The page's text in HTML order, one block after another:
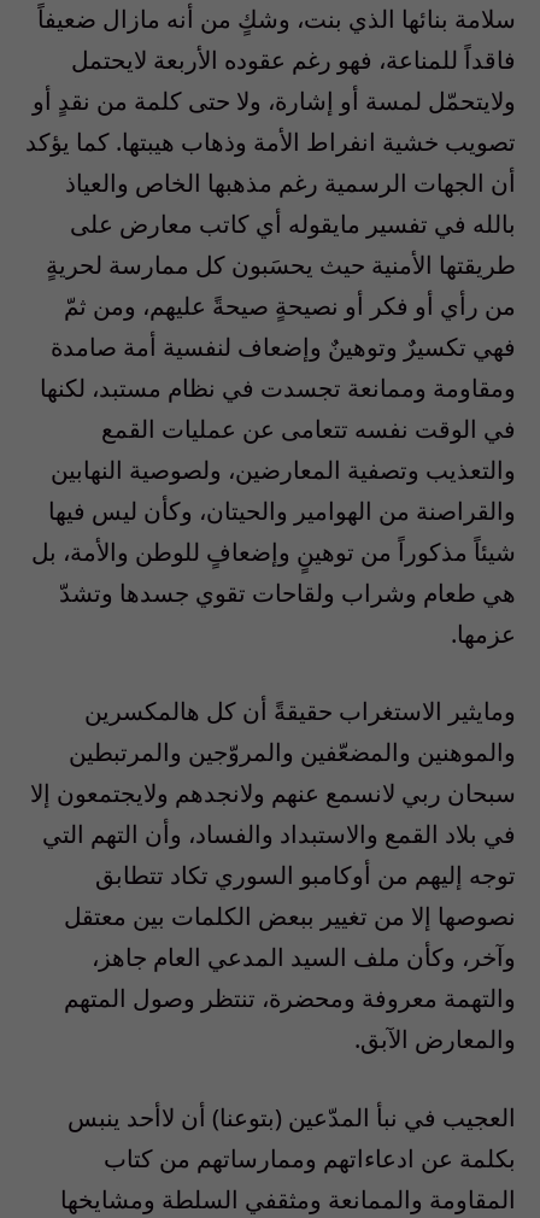
سلامة بنائها الذي بنت، وشكٍ من أنه مازال ضعيفاً
فاقداً للمناعة، فهو رغم عقوده الأربعة لايحتمل
ولايتحمّل لمسة أو إشارة، ولا حتى كلمة من نقدٍ أو
تصويب خشية انفراط الأمة وذهاب هيبتها. كما يؤكد
أن الجهات الرسمية رغم مذهبها الخاص والعياذ
بالله في تفسير مايقوله أي كاتب معارض على
طريقتها الأمنية حيث يحسَبون كل ممارسة لحريةٍ
من رأي أو فكر أو نصيحةٍ صيحةً عليهم، ومن ثمّ
فهي تكسيرٌ وتوهينٌ وإضعاف لنفسية أمة صامدة
ومقاومة وممانعة تجسدت في نظام مستبد، لكنها
في الوقت نفسه تتعامى عن عمليات القمع
والتعذيب وتصفية المعارضين، ولصوصية النهابين
والقراصنة من الهوامير والحيتان، وكأن ليس فيها
شيئاً مذكوراً من توهينٍ وإضعافٍ للوطن والأمة، بل
هي طعام وشراب ولقاحات تقوي جسدها وتشدّ
عزمها.
ومايثير الاستغراب حقيقةً أن كل هالمكسرين
والموهنين والمضعّفين والمروّجين والمرتبطين
سبحان ربي لانسمع عنهم ولانجدهم ولايجتمعون إلا
في بلاد القمع والاستبداد والفساد، وأن التهم التي
توجه إليهم من أوكامبو السوري تكاد تتطابق
نصوصها إلا من تغيير ببعض الكلمات بين معتقل
وآخر، وكأن ملف السيد المدعي العام جاهز،
والتهمة معروفة ومحضرة، تنتظر وصول المتهم
والمعارض الآبق.
العجيب في نبأ المدّعين (بتوعنا) أن لاأحد ينبس
بكلمة عن ادعاءاتهم وممارساتهم من كتاب
المقاومة والممانعة ومثقفي السلطة ومشايخها